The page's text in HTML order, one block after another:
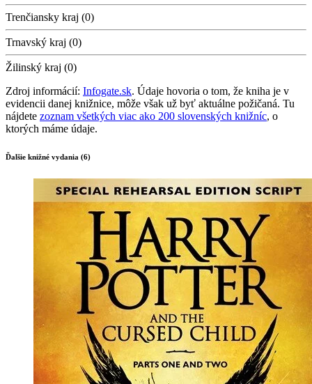
Trenčiansky kraj (0)
Trnavský kraj (0)
Žilinský kraj (0)
Zdroj informácií: Infogate.sk. Údaje hovoria o tom, že kniha je v
evidencii danej knižnice, môže však už byť aktuálne požičaná. Tu
nájdete zoznam všetkých viac ako 200 slovenských knižníc, o
ktorých máme údaje.
Ďalšie knižné vydania (6)